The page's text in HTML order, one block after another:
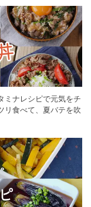
ミナレシピで元気をチ
リ食べて、夏バテを吹